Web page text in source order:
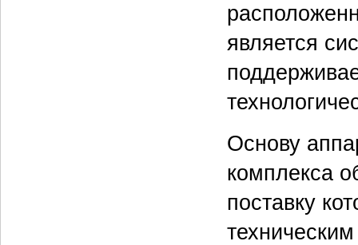
является
Основу
комплекса
поставку